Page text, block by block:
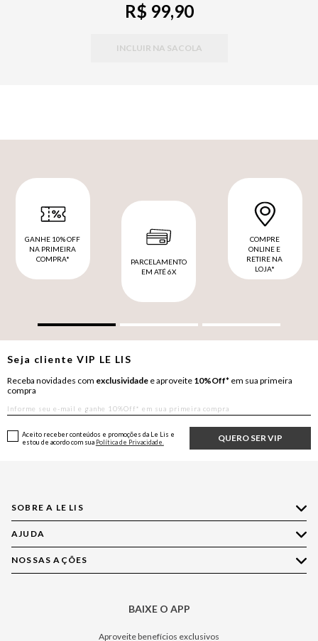
R$ 99,90
INCLUIR NA SACOLA
GANHE 10% OFF
NA PRIMEIRA
COMPRA*
PARCELAMENTO
EM ATÉ 6X
COMPRE
ONLINE E
RETIRE NA
LOJA*
Seja clienteVIP LE LIS
Receba novidades com exclusividade e aproveite 10%Off* em sua primeira
compra
QUERO SER VIP
Aceito receber conteúdos e promoções da Le Lis e
estou de acordo com sua Política de Privacidade.
SOBRE A LE LIS
Quem Somos
Nossas Lojas
Política de Privacidade
AJUDA
Compre pelo WhatsApp
Central de Relacionamento
NOSSAS AÇÕES
BAIXE O APP
Aproveite benefícios exclusivos